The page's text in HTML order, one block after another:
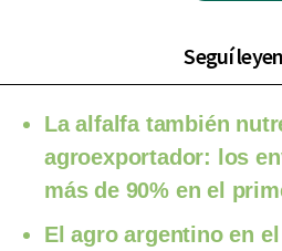
Seguí
La alfalfa también
agroexportador: los
más de 90% en el
El agro argentino en